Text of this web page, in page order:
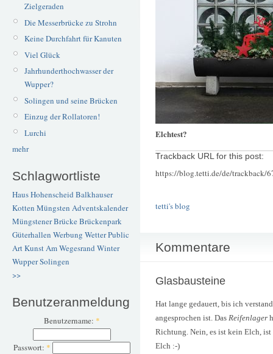
Zielgeraden
Die Messerbrücke zu Strohn
Keine Durchfahrt für Kanuten
Viel Glück
Jahrhunderthochwasser der
Wupper?
Solingen und seine Brücken
Einzug der Rollatoren!
Lurchi
mehr
Schlagwortliste
Haus Hohenscheid Balkhauser
Kotten Müngsten Adventskalender
Müngstener BrückeBrückenpark
Güterhallen Werbung WetterPublic
ArtKunstAm Wegesrand Winter
WupperSolingen
>>
Benutzeranmeldung
Benutzername: *
Passwort: *
Elchtest?
Trackback URL for this post:
https://blog.tetti.de/de/trackback/
tetti's blog
Kommentare
Glasbausteine
Hat lange gedauert, bis ich
angesprochen ist. Das Reifenlager
Richtung. Nein, es ist kein Elch,
Elch :-)